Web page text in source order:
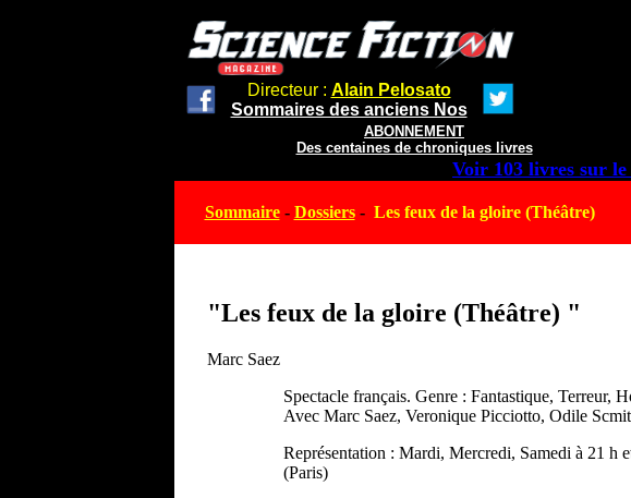
Directeur : Alain Pelosato
Sommaires des anciens Nos
ABONNEMENT
Des centaines de chroniques livres
Voir 103 livres sur le
Sommaire- Dossiers- Les feux de la gloire (Théâtre)
"Les feux de la gloire (Théâtre) "
Marc Saez
Spectacle français. Genre : Fantastique, Terreur,
Avec Marc Saez, Veronique Picciotto, Odile
Représentation : Mardi, Mercredi, Samedi à 21 h
(Paris)